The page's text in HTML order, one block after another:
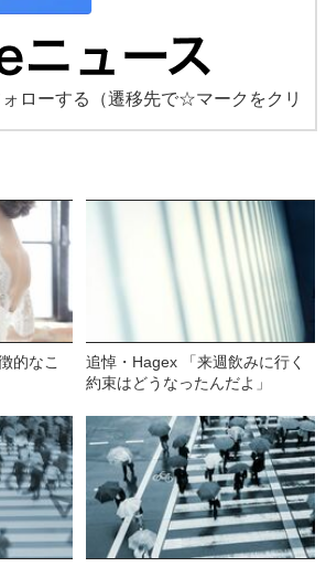
ローする
（遷移先で☆マークをクリ
的なこ
追悼・Hagex 「来週飲みに行く
約束はどうなったんだよ」